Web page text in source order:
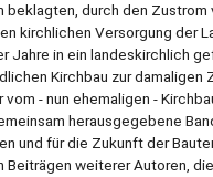
durch den Zustrom
kirchlichen Versorgung der
Jahre in ein landeskirchlich
Kirchbau zur damaligen
- nun ehemaligen -
herausgegebene
und für die Zukunft der
weiterer Autoren,